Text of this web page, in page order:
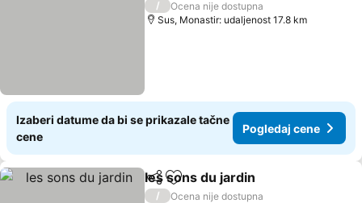
/
Ocena nije dostupna
Sus, Monastir: udaljenost 17.8 km
Izaberi datume da bi se prikazale tačne
cene
Pogledaj cene
Deli Dodati u favorite
les sons du jardin
/
Ocena nije dostupna